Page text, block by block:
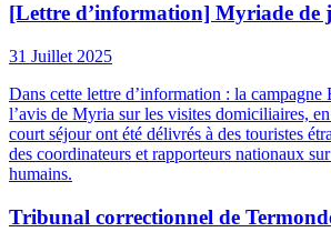
[Lettre d’information] Myriade de
31 Juillet 2025
Dans cette lettre d’information : la campagne
l’avis de Myria sur les visites domiciliaires,
court séjour ont été délivrés à des touristes
des coordinateurs et rapporteurs nationaux
humains.
Tribunal correctionnel de